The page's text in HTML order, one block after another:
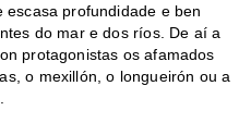
profundidade e ben
do mar e dos ríos. De aí a
protagonistas os afamados
o mexillón, o longueirón ou a